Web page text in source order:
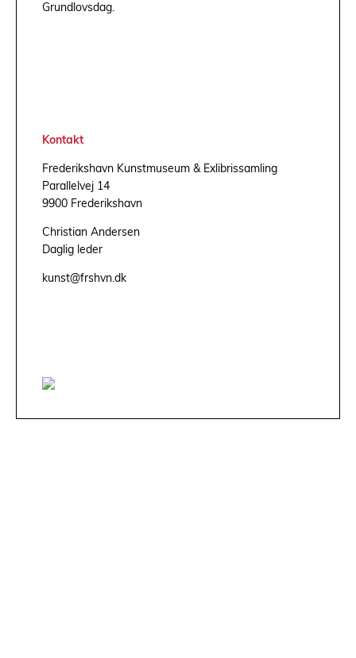
Grundlovsdag.
Kontakt
Frederikshavn Kunstmuseum & Exlibrissamling
Parallelvej 14
9900 Frederikshavn
Christian Andersen
Daglig leder
kunst@frshvn.dk